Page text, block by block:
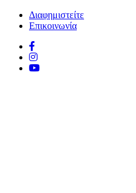
Διαφημιστείτε
Επικοινωνία